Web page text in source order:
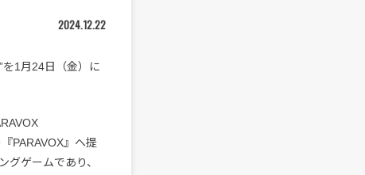
2024.12.22
を1月24日（金）に
PARAVOX』へ提
グゲームであり、